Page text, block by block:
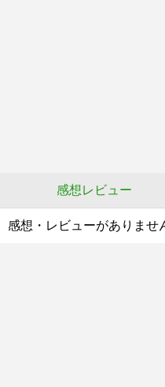
感想レビュー
感想・レビューがありませ